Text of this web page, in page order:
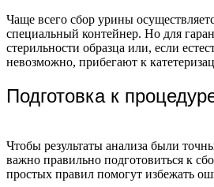
Чаще всего сбор урины
специальный контейнер. Но для
стерильности образца или, если
невозможно, прибегают к
Подготовка к
Чтобы результаты анализа были
важно правильно подготовиться к
простых правил помогут избежать